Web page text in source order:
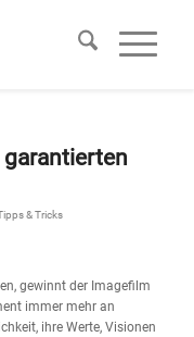
& Tricks
gewinnt der Imagefilm
immer mehr an
ihre Werte, Visionen